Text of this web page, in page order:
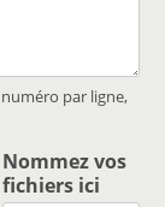
par ligne,
Nommez vos
fichiers ici